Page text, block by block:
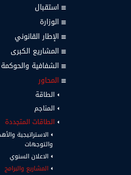
استقبال
الوزارة
الإطار القانوني
المشاريع الكبرى
الشفافية والحوكمة
المحاور
الطاقة
المناجم
الطاقات المتجددة
الاستراتيجية
والتوجهات
الاعلان السنوي
المشاريع والبرامج